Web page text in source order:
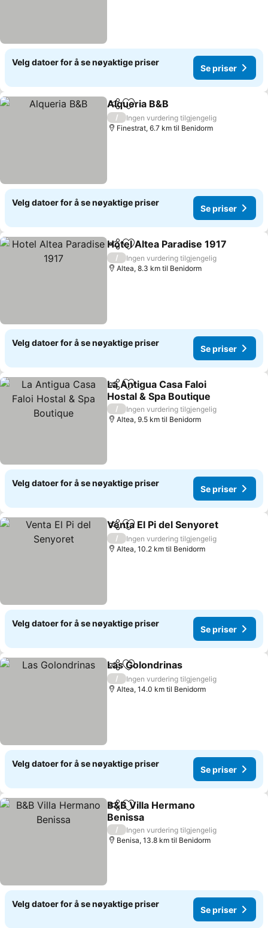
Velg datoer for å se nøyaktige priser
Se priser
Del Legg til i favoritter
Alqueria B&B
/
Ingen vurdering tilgjengelig
Finestrat, 6.7 km til Benidorm
Velg datoer for å se nøyaktige priser
Se priser
Del Legg til i favoritter
Hotel Altea Paradise 1917
/
Ingen vurdering tilgjengelig
Altea, 8.3 km til Benidorm
Velg datoer for å se nøyaktige priser
Se priser
Del Legg til i favoritter
La Antigua Casa Faloi
Hostal & Spa Boutique
/
Ingen vurdering tilgjengelig
Altea, 9.5 km til Benidorm
Velg datoer for å se nøyaktige priser
Se priser
Del Legg til i favoritter
Venta El Pi del Senyoret
/
Ingen vurdering tilgjengelig
Altea, 10.2 km til Benidorm
Velg datoer for å se nøyaktige priser
Se priser
Del Legg til i favoritter
Las Golondrinas
/
Ingen vurdering tilgjengelig
Altea, 14.0 km til Benidorm
Velg datoer for å se nøyaktige priser
Se priser
Del Legg til i favoritter
B&B Villa Hermano
Benissa
/
Ingen vurdering tilgjengelig
Benisa, 13.8 km til Benidorm
Velg datoer for å se nøyaktige priser
Se priser